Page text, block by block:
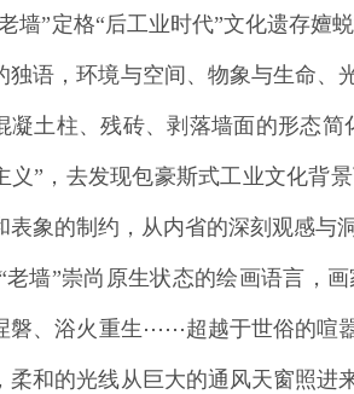
”定格“后工业时代”文化遗存嬗蜕
独语，环境与空间、物象与生命、
凝土柱、残砖、剥落墙面的形态简
义”，去发现包豪斯式工业文化背
表象的制约，从内省的深刻观感与
”崇尚原生状态的绘画语言，画
磐、浴火重生⋯⋯超越于世俗的喧
柔和的光线从巨大的通风天窗照进